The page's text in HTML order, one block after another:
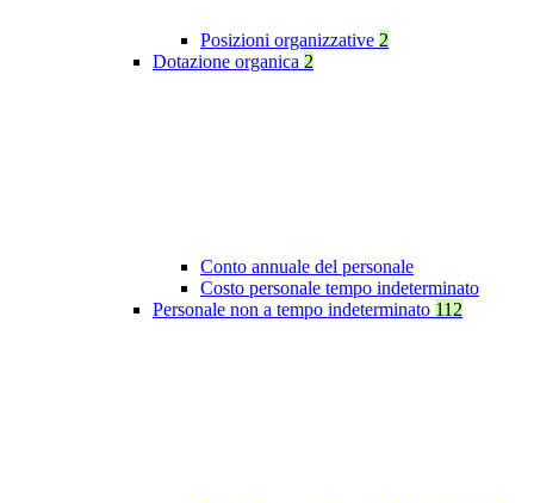
Posizioni organizzative 2
Dotazione organica 2
Conto annuale del personale
Costo personale tempo indeterminato
Personale non a tempo indeterminato 112